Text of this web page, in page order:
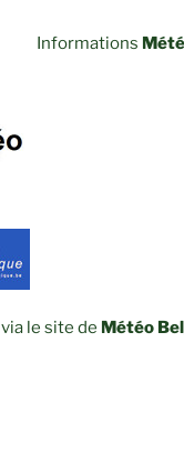
Informations
via le site de Météo